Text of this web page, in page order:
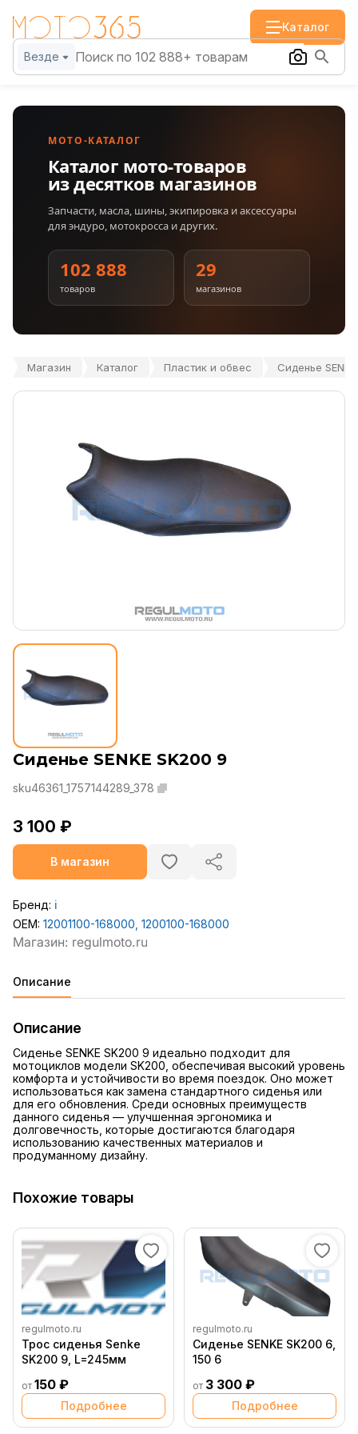
Каталог
Везде
МОТО-КАТАЛОГ
Каталог мото-товаров
из десятков магазинов
Запчасти, масла, шины, экипировка и аксессуары
для эндуро, мотокросса и других.
102 888
товаров
29
магазинов
Магазин Каталог Пластик и обвес Сиденье
Сиденье SENKE SK200 9
sku46361_1757144289_378
3 100 ₽
В магазин
Бренд: ℹ️
OEM: 12001100-168000, 1200100-168000
Описание
Описание
Сиденье SENKE SK200 9 идеально подходит для
мотоциклов модели SK200, обеспечивая высокий уровень
комфорта и устойчивости во время поездок. Оно может
использоваться как замена стандартного сиденья или
для его обновления. Среди основных преимуществ
данного сиденья — улучшенная эргономика и
долговечность, которые достигаются благодаря
использованию качественных материалов и
продуманному дизайну.
Похожие товары
regulmoto.ru
Трос сиденья Senke
SK200 9, L=245мм
от 150 ₽
Подробнее
regulmoto.ru
Сиденье SENKE SK200 6,
150 6
от 3 300 ₽
Подробнее